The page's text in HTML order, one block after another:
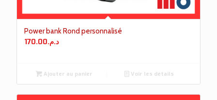
Power bank Rond personnalisé
د.م.170.00
Ajouter au panier Voir les détails